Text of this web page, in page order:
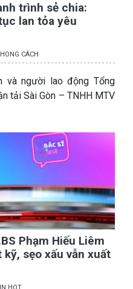
trình sẻ chia:
lan tỏa yêu
CÁCH
và người lao động Tổng
tải Sài Gòn – TNHH MTV
Phạm Hiếu Liêm
sẹo xấu vẫn xuất